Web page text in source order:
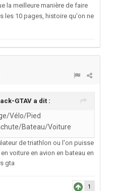
la meilleure manière de faire
les 10 pages, histoire qu'on ne
GTAV a dit :
Vélo/Pied
Bateau/Voiture
de triathlon ou l'on puisse
voiture en avion en bateau en
gta
1